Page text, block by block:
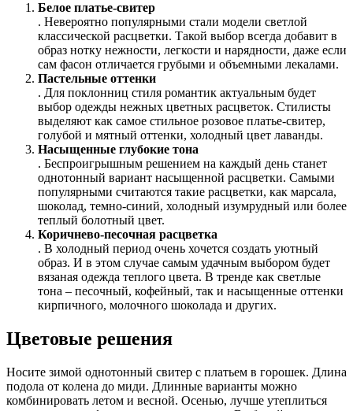
Белое платье-свитер
. Невероятно популярными стали модели светлой
классической расцветки. Такой выбор всегда добавит в
образ нотку нежности, легкости и нарядности, даже если
сам фасон отличается грубыми и объемными лекалами.
Пастельные оттенки
. Для поклонниц стиля романтик актуальным будет
выбор одежды нежных цветных расцветок. Стилисты
выделяют как самое стильное розовое платье-свитер,
голубой и мятный оттенки, холодный цвет лаванды.
Насыщенные глубокие тона
. Беспроигрышным решением на каждый день станет
однотонный вариант насыщенной расцветки. Самыми
популярными считаются такие расцветки, как марсала,
шоколад, темно-синий, холодный изумрудный или более
теплый болотный цвет.
Коричнево-песочная расцветка
. В холодный период очень хочется создать уютный
образ. И в этом случае самым удачным выбором будет
вязаная одежда теплого цвета. В тренде как светлые
тона – песочный, кофейный, так и насыщенные оттенки
кирпичного, молочного шоколада и других.
Цветовые решения
Носите зимой однотонный свитер с платьем в горошек. Длина
подола от колена до миди. Длинные варианты можно
комбинировать летом и весной. Осенью, лучше утеплиться